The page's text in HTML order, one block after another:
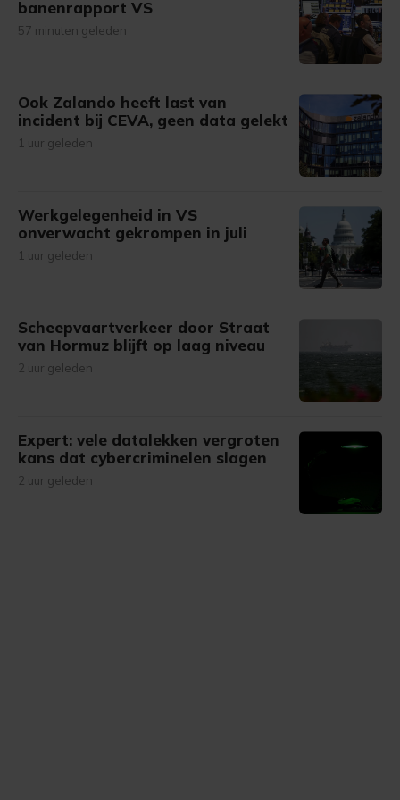
banenrapport VS
57 minuten geleden
Ook Zalando heeft last van
incident bij CEVA, geen data gelekt
1 uur geleden
Werkgelegenheid in VS
onverwacht gekrompen in juli
1 uur geleden
Scheepvaartverkeer door Straat
van Hormuz blijft op laag niveau
2 uur geleden
Expert: vele datalekken vergroten
kans dat cybercriminelen slagen
2 uur geleden